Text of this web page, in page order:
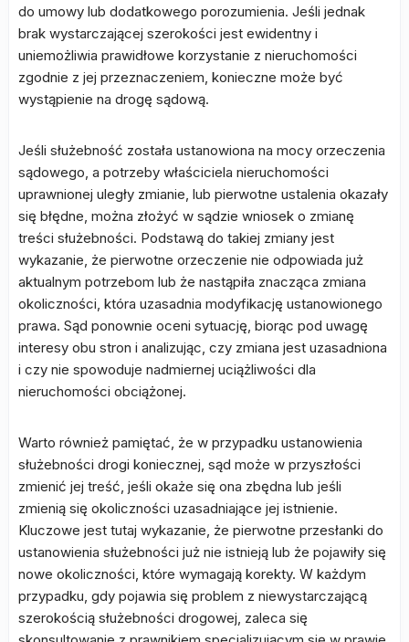
do umowy lub dodatkowego porozumienia. Jeśli jednak
brak wystarczającej szerokości jest ewidentny i
uniemożliwia prawidłowe korzystanie z nieruchomości
zgodnie z jej przeznaczeniem, konieczne może być
wystąpienie na drogę sądową.
Jeśli służebność została ustanowiona na mocy orzeczenia
sądowego, a potrzeby właściciela nieruchomości
uprawnionej uległy zmianie, lub pierwotne ustalenia okazały
się błędne, można złożyć w sądzie wniosek o zmianę
treści służebności. Podstawą do takiej zmiany jest
wykazanie, że pierwotne orzeczenie nie odpowiada już
aktualnym potrzebom lub że nastąpiła znacząca zmiana
okoliczności, która uzasadnia modyfikację ustanowionego
prawa. Sąd ponownie oceni sytuację, biorąc pod uwagę
interesy obu stron i analizując, czy zmiana jest uzasadniona
i czy nie spowoduje nadmiernej uciążliwości dla
nieruchomości obciążonej.
Warto również pamiętać, że w przypadku ustanowienia
służebności drogi koniecznej, sąd może w przyszłości
zmienić jej treść, jeśli okaże się ona zbędna lub jeśli
zmienią się okoliczności uzasadniające jej istnienie.
Kluczowe jest tutaj wykazanie, że pierwotne przesłanki do
ustanowienia służebności już nie istnieją lub że pojawiły się
nowe okoliczności, które wymagają korekty. W każdym
przypadku, gdy pojawia się problem z niewystarczającą
szerokością służebności drogowej, zaleca się